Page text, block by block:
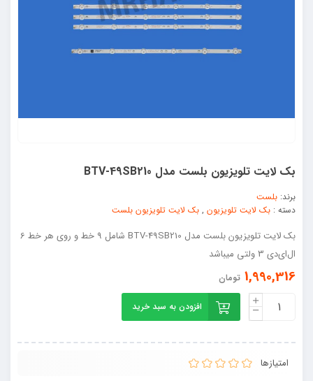
بک لایت تلویزیون بلست مدل BTV-49SB210
برند: بلست
دسته : بک لایت تلویزیون , بک لایت تلویزیون بلست
بک لایت تلویزیون بلست مدل BTV-49SB210 شامل 9 خط و روی هر خط 6
ال‌ای‌دی 3 ولتی میباشد
1,990,316 تومان
افزودن به سبد خرید
امتیازها